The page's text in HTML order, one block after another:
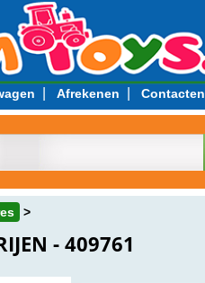
Afrekenen Contacten
- 409761